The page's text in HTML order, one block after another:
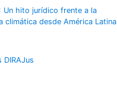
Un hito jurídico frente a la
climática desde América Latina
DIRAJus